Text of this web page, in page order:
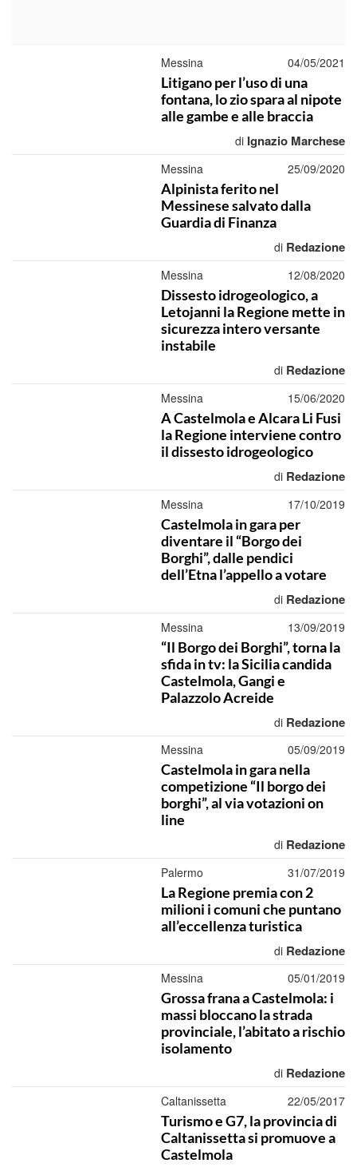
Messina 04/05/2021
Litigano per l’uso di una
fontana, lo zio spara al nipote
alle gambe e alle braccia
di Ignazio Marchese
Messina 25/09/2020
Alpinista ferito nel
Messinese salvato dalla
Guardia di Finanza
di Redazione
Messina 12/08/2020
Dissesto idrogeologico, a
Letojanni la Regione mette in
sicurezza intero versante
instabile
di Redazione
Messina 15/06/2020
A Castelmola e Alcara Li Fusi
la Regione interviene contro
il dissesto idrogeologico
di Redazione
Messina 17/10/2019
Castelmola in gara per
diventare il “Borgo dei
Borghi”, dalle pendici
dell’Etna l’appello a votare
di Redazione
Messina 13/09/2019
“Il Borgo dei Borghi”, torna la
sfida in tv: la Sicilia candida
Castelmola, Gangi e
Palazzolo Acreide
di Redazione
Messina 05/09/2019
Castelmola in gara nella
competizione “Il borgo dei
borghi”, al via votazioni on
line
di Redazione
Palermo 31/07/2019
La Regione premia con 2
milioni i comuni che puntano
all’eccellenza turistica
di Redazione
Messina 05/01/2019
Grossa frana a Castelmola: i
massi bloccano la strada
provinciale, l’abitato a rischio
isolamento
di Redazione
Caltanissetta 22/05/2017
Turismo e G7, la provincia di
Caltanissetta si promuove a
Castelmola